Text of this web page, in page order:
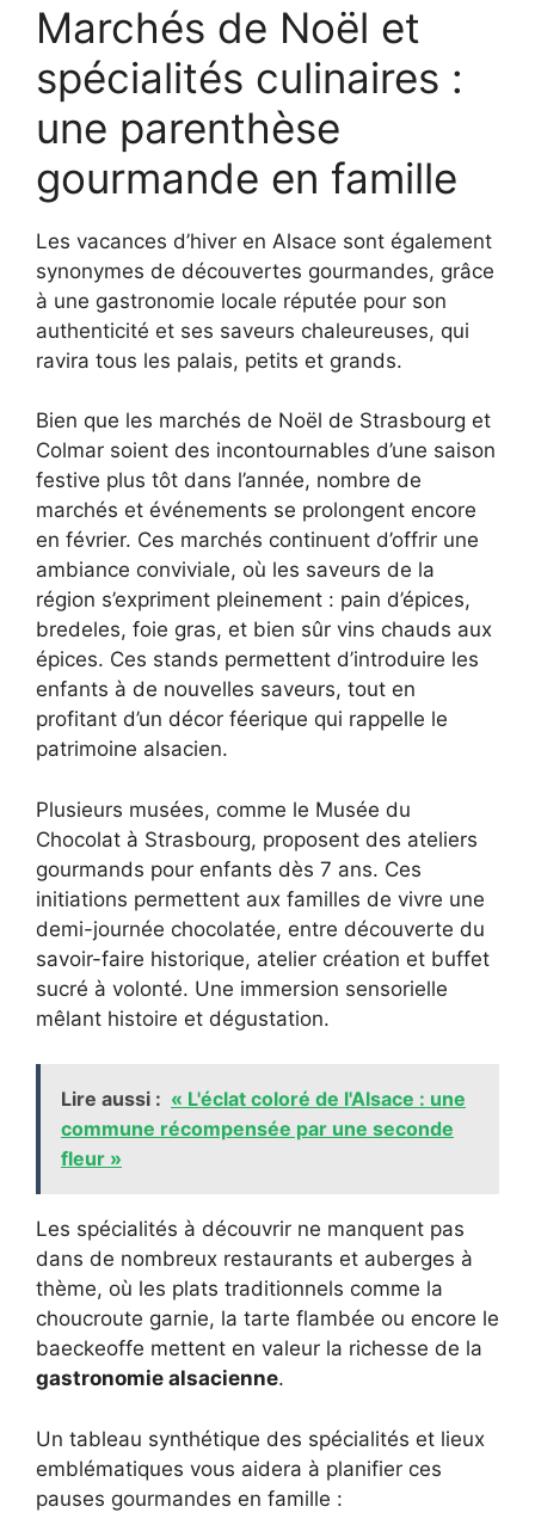
Marchés de Noël et
spécialités culinaires :
une parenthèse
gourmande en famille
Les vacances d’hiver en Alsace sont également
synonymes de découvertes gourmandes, grâce
à une gastronomie locale réputée pour son
authenticité et ses saveurs chaleureuses, qui
ravira tous les palais, petits et grands.
Bien que les marchés de Noël de Strasbourg et
Colmar soient des incontournables d’une saison
festive plus tôt dans l’année, nombre de
marchés et événements se prolongent encore
en février. Ces marchés continuent d’offrir une
ambiance conviviale, où les saveurs de la
région s’expriment pleinement : pain d’épices,
bredeles, foie gras, et bien sûr vins chauds aux
épices. Ces stands permettent d’introduire les
enfants à de nouvelles saveurs, tout en
profitant d’un décor féerique qui rappelle le
patrimoine alsacien.
Plusieurs musées, comme le Musée du
Chocolat à Strasbourg, proposent des ateliers
gourmands pour enfants dès 7 ans. Ces
initiations permettent aux familles de vivre une
demi-journée chocolatée, entre découverte du
savoir-faire historique, atelier création et buffet
sucré à volonté. Une immersion sensorielle
mêlant histoire et dégustation.
Lire aussi : « L'éclat coloré de l'Alsace : une
commune récompensée par une seconde
fleur »
Les spécialités à découvrir ne manquent pas
dans de nombreux restaurants et auberges à
thème, où les plats traditionnels comme la
choucroute garnie, la tarte flambée ou encore le
baeckeoffe mettent en valeur la richesse de la
gastronomie alsacienne.
Un tableau synthétique des spécialités et lieux
emblématiques vous aidera à planifier ces
pauses gourmandes en famille :